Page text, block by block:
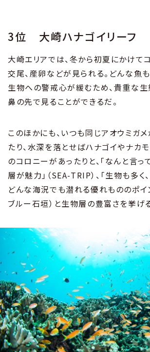
3位 大崎ハナゴイリーフ
大崎エリアでは、冬から初夏にかけて
交尾、産卵などが見られる。どんな魚
生物への警戒心が緩むため、貴重な
鼻の先で見ることができるだ。
このほかにも、いつも同じアオウミガ
たり、水深を落とせばハナゴイやナカ
のコロニーがあったりと、「なんと言
層が魅力」（SEA-TRIP）、「生物も多く
どんな海況でも潜れる優れもののポイ
ブルー石垣）と生物層の豊富さを挙げ